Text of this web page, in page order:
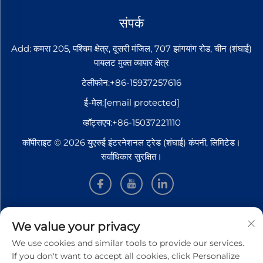
संपर्क
Add: कमरा 205, पश्चिम क्षेत्र, दूसरी मंजिल, 707 झांगयांग रोड, चीन (शंघाई)
पायलट मुक्त व्यापार क्षेत्र
टेलीफोन:+86-15937257616
ई-मेल:[email protected]
व्हॉट्सएप:+86-15037221110
कॉपीराइट © 2026 युएरुई इंटरनेशनल ट्रेड (शंघाई) कंपनी, लिमिटेड।
सर्वाधिकार सुरक्षित।
जानकारी
हमारे साप्ताहिक न्यूज़लेटर को प्राप्त करने के लिए साइन अप करें
We value your privacy
We use cookies and similar tools to provide our services.
If you don't want to accept all cookies, click Personalize